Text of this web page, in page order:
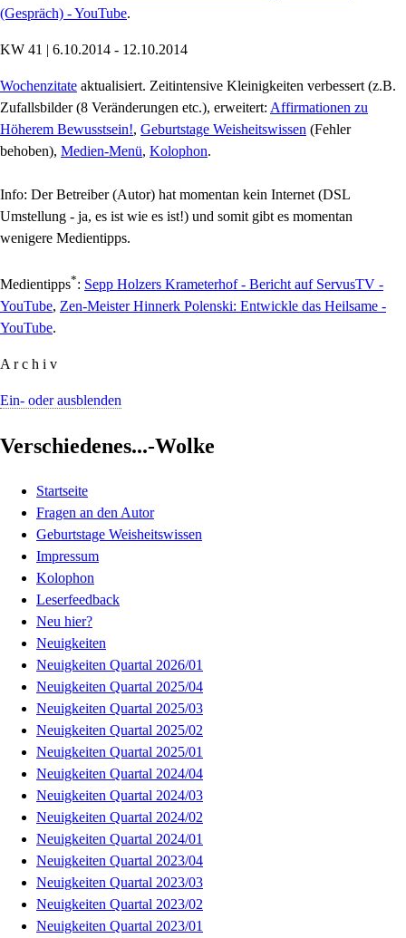
(Gespräch) - YouTube.
KW 41 | 6.10.2014 - 12.10.2014
Wochenzitate aktualisiert. Zeitintensive Kleinigkeiten verbessert (z.B.
Zufallsbilder (8 Veränderungen etc.), erweitert: Affirmationen zu
Höherem Bewusstsein!, Geburtstage Weisheitswissen (Fehler
behoben), Medien-Menü, Kolophon.
Info: Der Betreiber (Autor) hat momentan kein Internet (DSL
Umstellung - ja, es ist wie es ist!) und somit gibt es momentan
wenigere Medientipps.
Medientipps*: Sepp Holzers Krameterhof - Bericht auf ServusTV -
YouTube, Zen-Meister Hinnerk Polenski: Entwickle das Heilsame -
YouTube.
A r c h i v
Ein- oder ausblenden
Verschiedenes...-Wolke
Startseite
Fragen an den Autor
Geburtstage Weisheitswissen
Impressum
Kolophon
Leserfeedback
Neu hier?
Neuigkeiten
Neuigkeiten Quartal 2026/01
Neuigkeiten Quartal 2025/04
Neuigkeiten Quartal 2025/03
Neuigkeiten Quartal 2025/02
Neuigkeiten Quartal 2025/01
Neuigkeiten Quartal 2024/04
Neuigkeiten Quartal 2024/03
Neuigkeiten Quartal 2024/02
Neuigkeiten Quartal 2024/01
Neuigkeiten Quartal 2023/04
Neuigkeiten Quartal 2023/03
Neuigkeiten Quartal 2023/02
Neuigkeiten Quartal 2023/01